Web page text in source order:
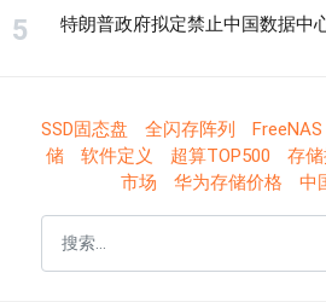
特朗普政府拟定禁止中国数据中
SSD固态盘 全闪存阵列 FreeNAS
储
软件定义 超算TOP500 存
市场
华为存储价格 中